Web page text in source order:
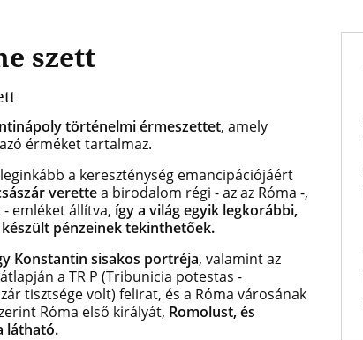
szett
történelmi érmeszettet, amely
érméket tartalmaz.
a kereszténység emancipációjáért
verettea birodalom régi - az az Róma -,
emléket állítva, így a világ egyik legkorábbi,
pénzeinek tekinthetőek.
Konstantin sisakos portréja, valamint az
a TR P (Tribunicia potestas -
tisztsége volt) felirat, és a Róma városának
Róma első királyát, Romolust, és
látható.